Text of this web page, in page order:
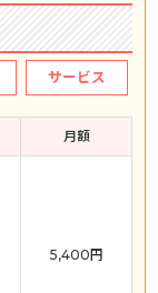
サービス
月額
5,400円